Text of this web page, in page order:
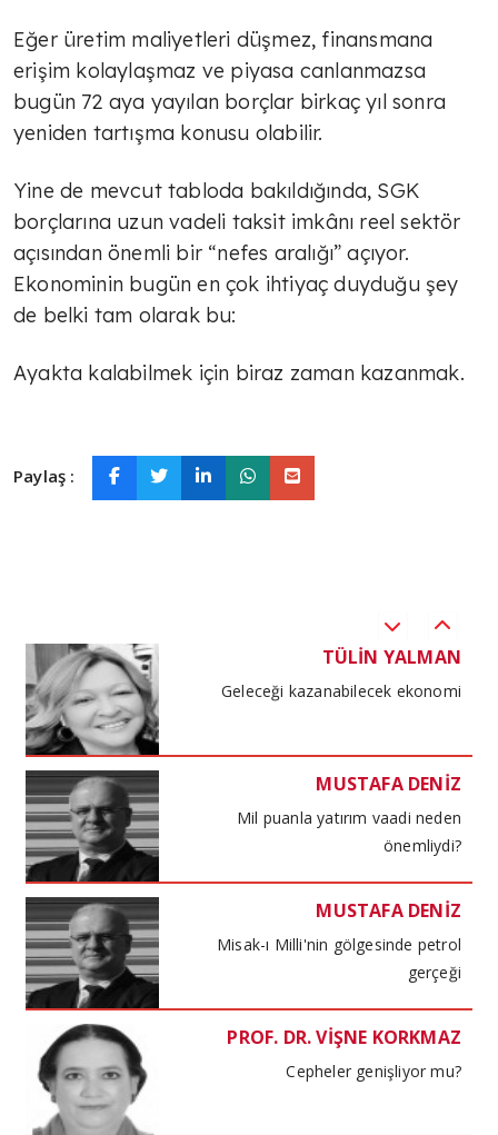
Eğer üretim maliyetleri düşmez, finansmana
erişim kolaylaşmaz ve piyasa canlanmazsa
bugün 72 aya yayılan borçlar birkaç yıl sonra
yeniden tartışma konusu olabilir.
Yine de mevcut tabloda bakıldığında, SGK
borçlarına uzun vadeli taksit imkânı reel sektör
açısından önemli bir “nefes aralığı” açıyor.
Ekonominin bugün en çok ihtiyaç duyduğu şey
de belki tam olarak bu:
Ayakta kalabilmek için biraz zaman kazanmak.
Paylaş :
İsrail Fransa'nın holokost suçunu
unuttu mu?
Böyle olmayacak
AVNİ ÖZGÜREL
TÜLİN YALMAN
Geleceği kazanabilecek ekonomi
MUSTAFA DENİZ
Mil puanla yatırım vaadi neden
önemliydi?
MUSTAFA DENİZ
Misak-ı Milli'nin gölgesinde petrol
gerçeği
PROF. DR. VİŞNE KORKMAZ
Cepheler genişliyor mu?